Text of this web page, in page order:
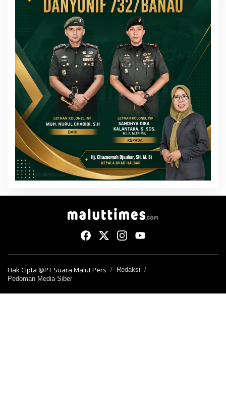
Hak Cipta @PT Suara Malut Pers
Redaksi
Pedoman Media Siber